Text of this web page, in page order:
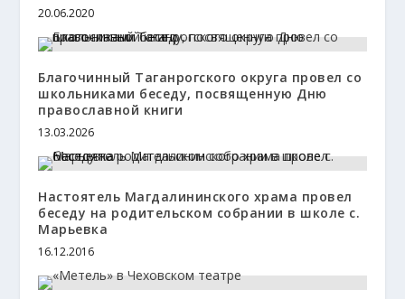
20.06.2020
Благочинный Таганрогского округа провел со
школьниками беседу, посвященную Дню
православной книги
13.03.2026
Настоятель Магдалининского храма провел
беседу на родительском собрании в школе с.
Марьевка
16.12.2016